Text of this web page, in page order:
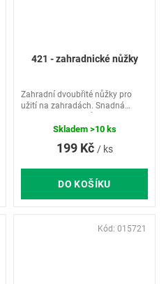
421 - zahradnické nůžky
199 Kč / ks
DO KOŠÍKU
Zahradní dvoubřité nůžky pro
užití na zahradách. Snadná
rukojeť pro snadné uchycení.
Skladem >10 ks
Kód: 015721